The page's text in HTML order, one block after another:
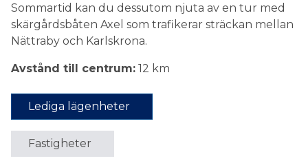
Sommartid kan du dessutom njuta av en tur med
skärgårdsbåten Axel som trafikerar sträckan mellan
Nättraby och Karlskrona.
Avstånd till centrum: 12 km
Lediga lägenheter
Fastigheter